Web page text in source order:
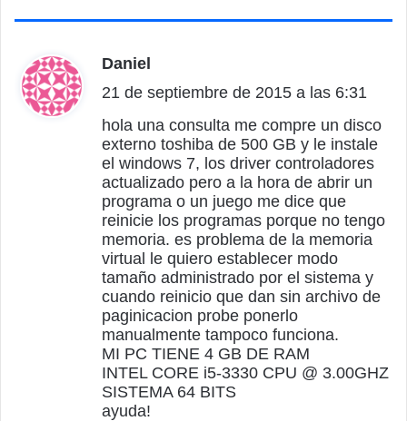
Daniel
i
c
e
:
21 de septiembre de 2015 a las 6:31
hola una consulta me compre un disco
externo toshiba de 500 GB y le instale
el windows 7, los driver controladores
actualizado pero a la hora de abrir un
programa o un juego me dice que
reinicie los programas porque no tengo
memoria. es problema de la memoria
virtual le quiero establecer modo
tamaño administrado por el sistema y
cuando reinicio que dan sin archivo de
paginicacion probe ponerlo
manualmente tampoco funciona.
MI PC TIENE 4 GB DE RAM
INTEL CORE i5-3330 CPU @ 3.00GHZ
SISTEMA 64 BITS
ayuda!